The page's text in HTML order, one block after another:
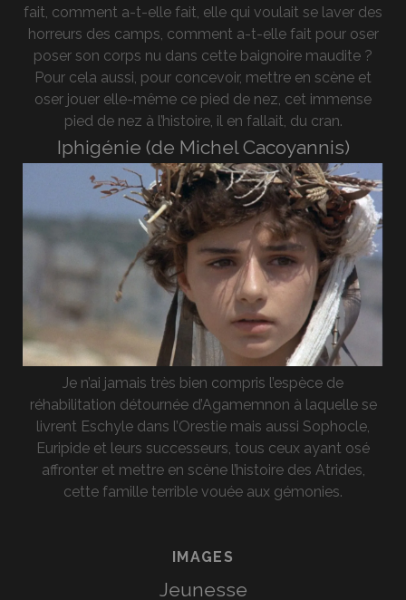
fait, comment a-t-elle fait, elle qui voulait se laver des
horreurs des camps, comment a-t-elle fait pour oser
poser son corps nu dans cette baignoire maudite ?
Pour cela aussi, pour concevoir, mettre en scène et
oser jouer elle-même ce pied de nez, cet immense
pied de nez à l’histoire, il en fallait, du cran.
Iphigénie (de Michel Cacoyannis)
Je n’ai jamais très bien compris l’espèce de
réhabilitation détournée d’Agamemnon à laquelle se
livrent Eschyle dans l’Orestie mais aussi Sophocle,
Euripide et leurs successeurs, tous ceux ayant osé
affronter et mettre en scène l’histoire des Atrides,
cette famille terrible vouée aux gémonies.
IMAGES
Jeunesse